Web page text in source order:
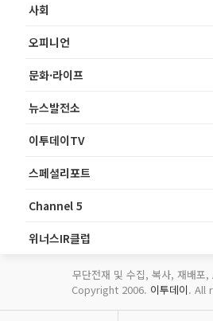
사회
오피니언
문화·라이프
뉴스발전소
이투데이TV
스페셜리포트
Channel 5
위너스IR클럽
무단전재 및 수집, 복사, 재배포,
Copyright 2006. 이투데이. All